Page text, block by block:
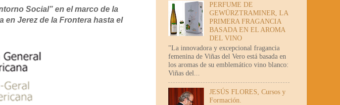
Social” en el marco de la
en Jerez de la Frontera hasta el
PERFUME DE
GEWÜRZTRAMINER, LA
PRIMERA FRAGANCIA
BASADA EN EL AROMA
DEL VINO
"La innovadora y excepcional fragancia
femenina de Viñas del Vero está basada en
los aromas de su emblemático vino blanco:
Viñas del...
JESÚS FLORES, Cursos y
Formación.